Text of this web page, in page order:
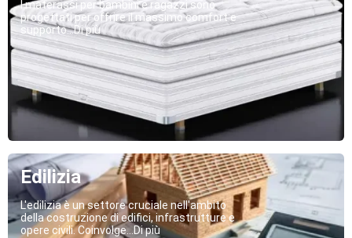
I materassi per bambini e ragazzi sono
progettati per offrire il massimo comfort e
supporto...Di più
Edilizia
L'edilizia è un settore cruciale nell'ambito
della costruzione di edifici, infrastrutture e
opere civili. Coinvolge...Di più